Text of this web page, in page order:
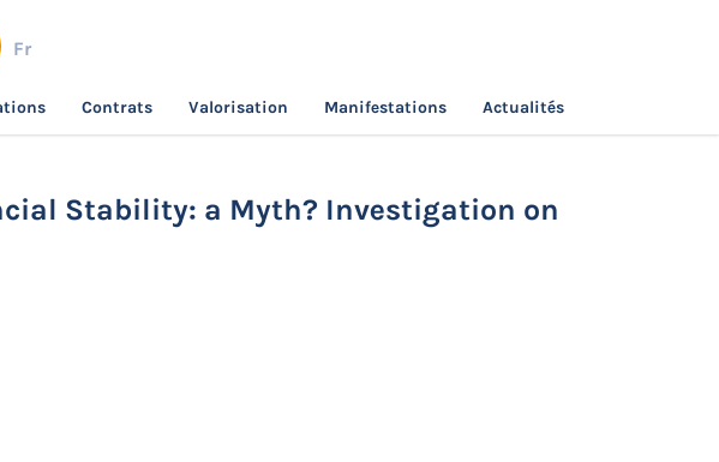
Fr
Contrats Valorisation Manifestations Actualités
Stability: a Myth? Investigation on